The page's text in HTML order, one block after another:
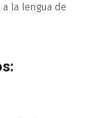
la lengua de